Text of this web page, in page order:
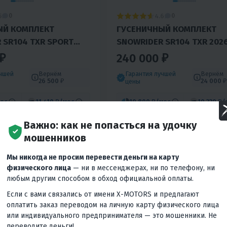
КОМПЛЕКТ
SR104 TXR SPORT
ТРАК, ЛЫЖА)
Вернём
26 500 ₽
11 410 ₽/мес
КУПИТЬ В 1 КЛИК
ГУСЕНИЧНЫЙ КОМПЛЕКТ
SNOWRIDER SR104 TXR
(ГУСЕНИЧНЫЙ БЛОК, ТРАК,
МОТО
240 000 ₽
Гарантия лучшей
цены
Вернём
24 000 ₽
10 800 ₽/мес 10 330 ₽ /
В КОРЗИНУ КУПИТЬ
Важно: как не попасться на удочку
мошенников
Мы никогда не просим перевести деньги на карту
физического лица — ни в мессенджерах, ни по телефону, ни
любым другим способом в обход официальной оплаты.
Если с вами связались от имени X-MOTORS и предлагают
оплатить заказ переводом на личную карту физического лица
или индивидуального предпринимателя — это мошенники. Не